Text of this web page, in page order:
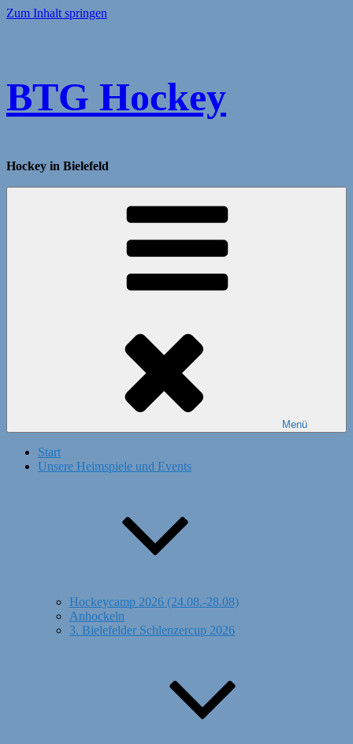
Zum Inhalt springen
BTG Hockey
Hockey in Bielefeld
Menü
Start
Unsere Heimspiele und Events
Hockeycamp 2026 (24.08.-28.08)
Anhockeln
3. Bielefelder Schlenzercup 2026